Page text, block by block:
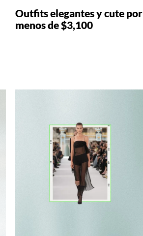
Outfits elegantes y cute por
menos de $3,100